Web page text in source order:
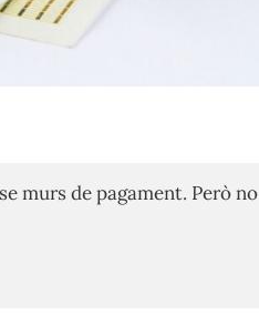
murs de pagament. Però no